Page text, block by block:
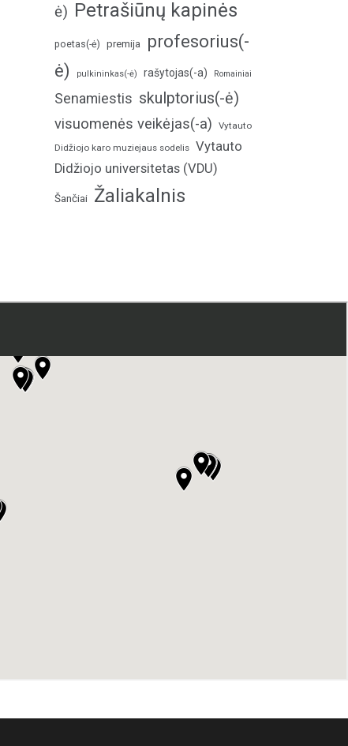
ė) Petrašiūnų kapinės
poetas(-ė) premija
profesorius(-
ė)
pulkininkas(-ė) rašytojas(-a) Romainiai
Senamiestis skulptorius(-ė)
visuomenės veikėjas(-a)
Vytauto
Didžiojo karo muziejaus sodelis Vytauto
Didžiojo universitetas (VDU)
Šančiai Žaliakalnis